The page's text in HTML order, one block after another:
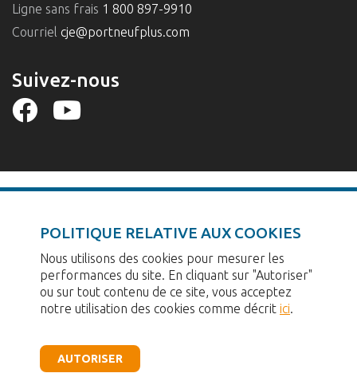
Ligne sans frais 1 800 897-9910
Courriel cje@portneufplus.com
Suivez-nous
Carrefour jeunesse-emploi de Portneuf reçoit l’aide financière de
Services Québec, du Secrétariat à la jeunesse du Québec et du
Secrétariat à l’action communautaire autonome et aux initiatives
sociales (SACAIS).
Politique de confidentialité
POLITIQUE RELATIVE AUX COOKIES
Nous utilisons des cookies pour mesurer les
performances du site. En cliquant sur "Autoriser"
ou sur tout contenu de ce site, vous acceptez
notre utilisation des cookies comme décrit ici.
AUTORISER